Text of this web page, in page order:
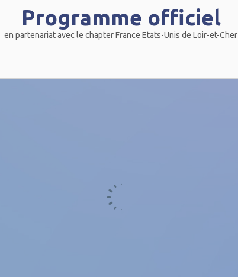
Programme officiel
en partenariat avec le chapter France Etats-Unis de Loir-et-Cher